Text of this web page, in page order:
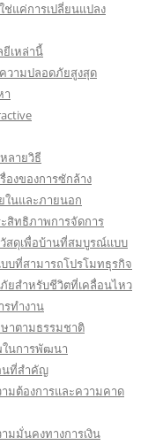
ช่แค่การเปลี่ยนแปลง
เหล่านี้
วามปลอดภัยสูงสุด
า
ลายวิธี
องของการซักล้าง
ในและภายนอก
สิทธิภาพการจัดการ
สดุเพื่อบ้านที่สมบูรณ์แบบ
บที่สามารถโปรโมทธุรกิจ
ยสำหรับชีวิตที่เคลื่อนไหว
รทำงาน
ษาตามธรรมชาติ
ในการพัฒนา
นที่สำคัญ
มต้องการและความคาด
มมั่นคงทางการเงิน